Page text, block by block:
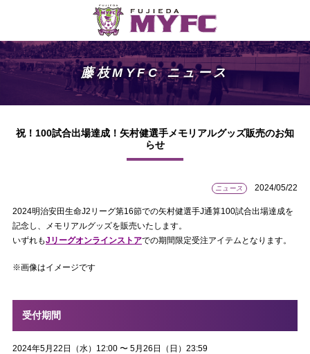
藤枝MYFC ニュース
祝！100試合出場達成！矢村健選手メモリアルグッズ販売のお知
らせ
ニュース 2024/05/22
2024明治安田生命J2リーグ第16節での矢村健選手J通算100試合出場達成を
記念し、メモリアルグッズを販売いたします。
いずれもJリーグオンラインストアでの期間限定受注アイテムとなります。
※画像はイメージです
受付期間
2024年5月22日 （水） 12:00 〜 5月26日 （日） 23:59